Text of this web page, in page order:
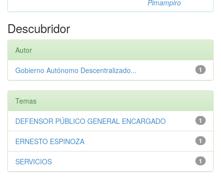
Pimampiro
Descubridor
Autor
1
Gobierno Autónomo Descentralizado...
Temas
1
DEFENSOR PÚBLICO GENERAL ENCARGADO
1
ERNESTO ESPINOZA
1
SERVICIOS